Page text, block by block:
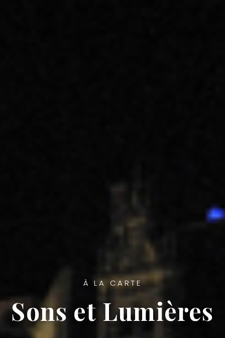
À LA CARTE
Sons et Lumières